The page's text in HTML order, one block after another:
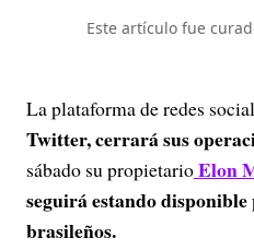
periodísticos para
que provee a las
Este artículo fue
La plataforma de redes
Twitter, cerrará sus
sábado su propietarioElon
seguirá estando
brasileños.